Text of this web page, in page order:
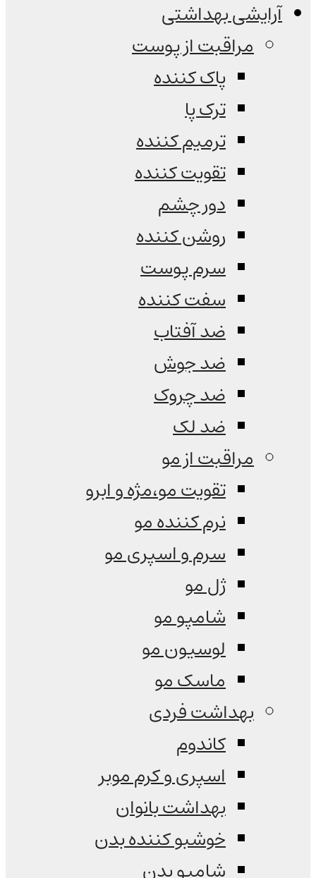
آرایشی بهداشتی
مراقبت از پوست
پاک کننده
ترک پا
ترمیم کننده
تقویت کننده
دور چشم
روشن کننده
سرم پوست
سفت کننده
ضد آفتاب
ضد جوش
ضد چروک
ضد لک
مراقبت از مو
تقویت مو،مژه و ابرو
نرم کننده مو
سرم و اسپری مو
ژل مو
شامپو مو
لوسیون مو
ماسک مو
بهداشت فردی
کاندوم
اسپری و کرم موبر
بهداشت بانوان
خوشبو کننده بدن
شامپو بدن